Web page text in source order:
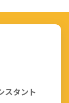
スタント